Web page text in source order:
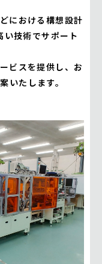
における構想設計
技術でサポート
ビスを提供し、お
いたします。